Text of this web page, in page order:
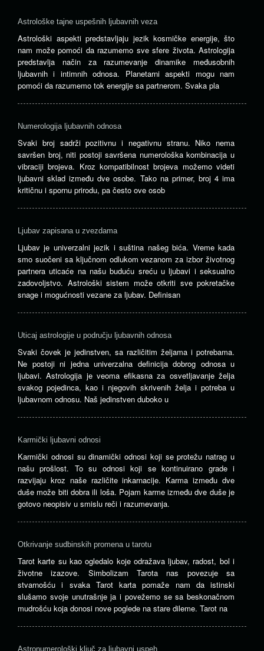
Astrološke tajne uspešnih ljubavnih veza
Astrološki aspekti predstavljaju jezik kosmičke energije, što
nam može pomoći da razumemo sve sfere života. Astrologija
predstavlja način za razumevanje dinamike međusobnih
ljubavnih i intimnih odnosa. Planetarni aspekti mogu nam
pomoći da razumemo tok energije sa partnerom. Svaka pla
Numerologija ljubavnih odnosa
Svaki broj sadrži pozitivnu i negativnu stranu. Niko nema
savršen broj, niti postoji savršena numerološka kombinacija u
vibraciji brojeva. Kroz kompatibilnost brojeva možemo videti
ljubavni sklad između dve osobe. Tako na primer, broj 4 ima
kritičnu i spornu prirodu, pa često ove osob
Ljubav zapisana u zvezdama
Ljubav je univerzalni jezik i suština našeg bića. Vreme kada
smo suočeni sa ključnom odlukom vezanom za izbor životnog
partnera uticaće na našu buduću sreću u ljubavi i seksualno
zadovoljstvo. Astrološki sistem može otkriti sve pokretačke
snage i mogućnosti vezane za ljubav. Definisan
Uticaj astrologije u području ljubavnih odnosa
Svaki čovek je jedinstven, sa različitim željama i potrebama.
Ne postoji ni jedna univerzalna definicija dobrog odnosa u
ljubavi. Astrologija je veoma efikasna za osvetljavanje želja
svakog pojedinca, kao i njegovih skrivenih želja i potreba u
ljubavnom odnosu. Naš jedinstven duboko u
Karmički ljubavni odnosi
Karmički odnosi su dinamički odnosi koji se protežu natrag u
našu prošlost. To su odnosi koji se kontinuirano grade i
razvijaju kroz naše različite inkarnacije. Karma između dve
duše može biti dobra ili loša. Pojam karme između dve duše je
gotovo neopisiv u smislu reči i razumevanja.
Otkrivanje sudbinskih promena u tarotu
Tarot karte su kao ogledalo koje odražava ljubav, radost, bol i
životne izazove. Simbolizam Tarota nas povezuje sa
stvarnošću i svaka Tarot karta pomaže nam da istinski
slušamo svoje unutrašnje ja i povežemo se sa beskonačnom
mudrošću koja donosi nove poglede na stare dileme. Tarot na
Astronumerološki ključ za ljubavni uspeh